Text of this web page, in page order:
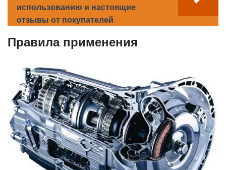
использованию и настоящие
отзывы от покупателей
Правила применения